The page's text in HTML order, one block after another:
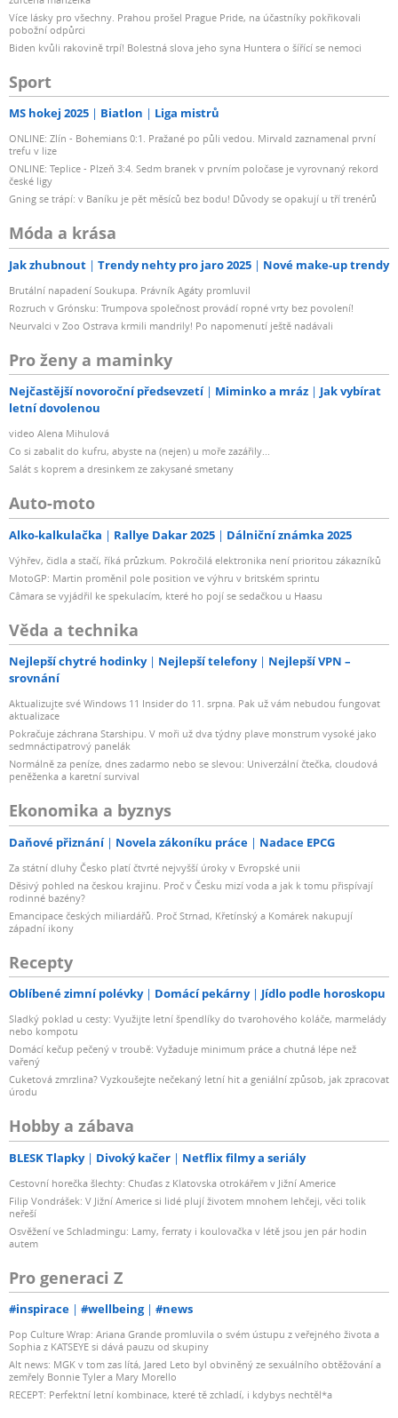
Více lásky pro všechny. Prahou prošel Prague Pride, na účastníky pokřikovali
pobožní odpůrci
Biden kvůli rakovině trpí! Bolestná slova jeho syna Huntera o šířící se nemoci
Sport
MS hokej 2025 Biatlon Liga mistrů
ONLINE: Zlín - Bohemians 0:1. Pražané po půli vedou. Mirvald zaznamenal první
trefu v lize
ONLINE: Teplice - Plzeň 3:4. Sedm branek v prvním poločase je vyrovnaný rekord
české ligy
Gning se trápí: v Baníku je pět měsíců bez bodu! Důvody se opakují u tří trenérů
Móda a krása
Jak zhubnout Trendy nehty pro jaro 2025 Nové make-up trendy
Brutální napadení Soukupa. Právník Agáty promluvil
Rozruch v Grónsku: Trumpova společnost provádí ropné vrty bez povolení!
Neurvalci v Zoo Ostrava krmili mandrily! Po napomenutí ještě nadávali
Pro ženy a maminky
Nejčastější novoroční předsevzetí Miminko a mráz
Jak vybírat
letní dovolenou
video Alena Mihulová
Co si zabalit do kufru, abyste na (nejen) u moře zazářily...
Salát s koprem a dresinkem ze zakysané smetany
Auto-moto
Alko-kalkulačka Rallye Dakar 2025 Dálniční známka 2025
Výhřev, čidla a stačí, říká průzkum. Pokročilá elektronika není prioritou zákazníků
MotoGP: Martin proměnil pole position ve výhru v britském sprintu
Câmara se vyjádřil ke spekulacím, které ho pojí se sedačkou u Haasu
Věda a technika
Nejlepší chytré hodinky Nejlepší telefony
Nejlepší VPN –
srovnání
Aktualizujte své Windows 11 Insider do 11. srpna. Pak už vám nebudou fungovat
aktualizace
Pokračuje záchrana Starshipu. V moři už dva týdny plave monstrum vysoké jako
sedmnáctipatrový panelák
Normálně za peníze, dnes zadarmo nebo se slevou: Univerzální čtečka, cloudová
peněženka a karetní survival
Ekonomika a byznys
Daňové přiznání Novela zákoníku práce Nadace EPCG
Za státní dluhy Česko platí čtvrté nejvyšší úroky v Evropské unii
Děsivý pohled na českou krajinu. Proč v Česku mizí voda a jak k tomu přispívají
rodinné bazény?
Emancipace českých miliardářů. Proč Strnad, Křetínský a Komárek nakupují
západní ikony
Recepty
Oblíbené zimní polévky Domácí pekárny Jídlo podle horoskopu
Sladký poklad u cesty: Využijte letní špendlíky do tvarohového koláče, marmelády
nebo kompotu
Domácí kečup pečený v troubě: Vyžaduje minimum práce a chutná lépe než
vařený
Cuketová zmrzlina? Vyzkoušejte nečekaný letní hit a geniální způsob, jak zpracovat
úrodu
Hobby a zábava
BLESK Tlapky Divoký kačer Netflix filmy a seriály
Cestovní horečka šlechty: Chuďas z Klatovska otrokářem v Jižní Americe
Filip Vondrášek: V Jižní Americe si lidé plují životem mnohem lehčeji, věci tolik
neřeší
Osvěžení ve Schladmingu: Lamy, ferraty i koulovačka v létě jsou jen pár hodin
autem
Pro generaci Z
#inspirace #wellbeing #news
Pop Culture Wrap: Ariana Grande promluvila o svém ústupu z veřejného života a
Sophia z KATSEYE si dává pauzu od skupiny
Alt news: MGK v tom zas lítá, Jared Leto byl obviněný ze sexuálního obtěžování a
zemřely Bonnie Tyler a Mary Morello
RECEPT: Perfektní letní kombinace, které tě zchladí, i kdybys nechtěl*a